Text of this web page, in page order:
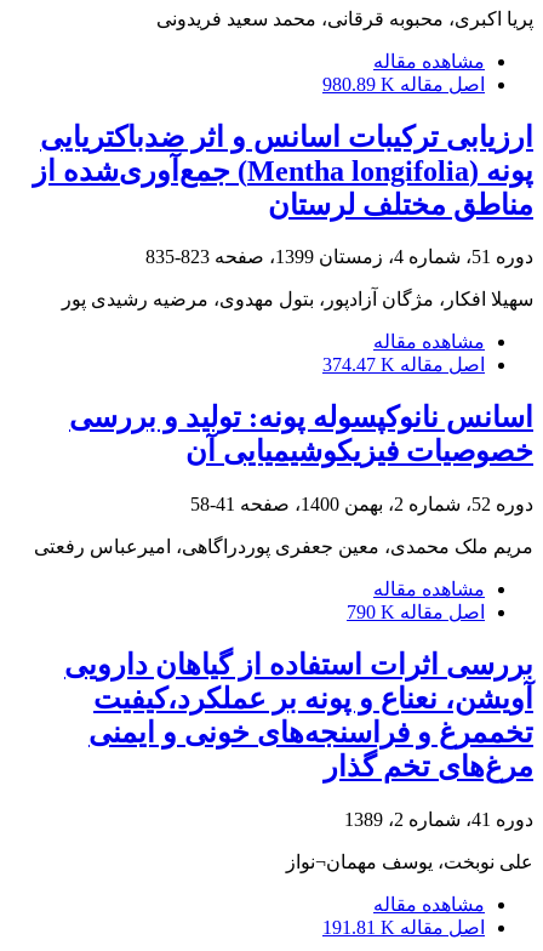
پریا اکبری، محبوبه قرقانی، محمد سعید فریدونی
مشاهده مقاله
اصل مقاله 980.89 K
ارزیابی ترکیبات اسانس و اثر ضد‌باکتریایی
پونه (‏Mentha longifolia‏) جمع‌آوری‌شده از
مناطق ‏مختلف لرستان
دوره 51، شماره 4، زمستان 1399، صفحه 823-835
سهیلا افکار، مژگان آزادپور، بتول مهدوی، مرضیه رشیدی پور
مشاهده مقاله
اصل مقاله 374.47 K
اسانس نانوکپسوله پونه: تولید و بررسی
خصوصیات فیزیکوشیمیایی آن
دوره 52، شماره 2، بهمن 1400، صفحه 41-58
مریم ملک محمدی، معین جعفری پوردراگاهی، امیرعباس رفعتی
مشاهده مقاله
اصل مقاله 790 K
بررسی اثرات استفاده از گیاهان دارویی
آویشن، نعناع و پونه بر عملکرد،کیفیت
تخم‏مرغ و فراسنجه‌های خونی و ایمنی
مرغ‌های تخم گذار
دوره 41، شماره 2، 1389
علی نوبخت، یوسف مهمان¬نواز
مشاهده مقاله
اصل مقاله 191.81 K